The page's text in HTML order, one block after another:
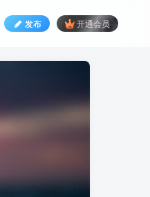
发布 开通会员